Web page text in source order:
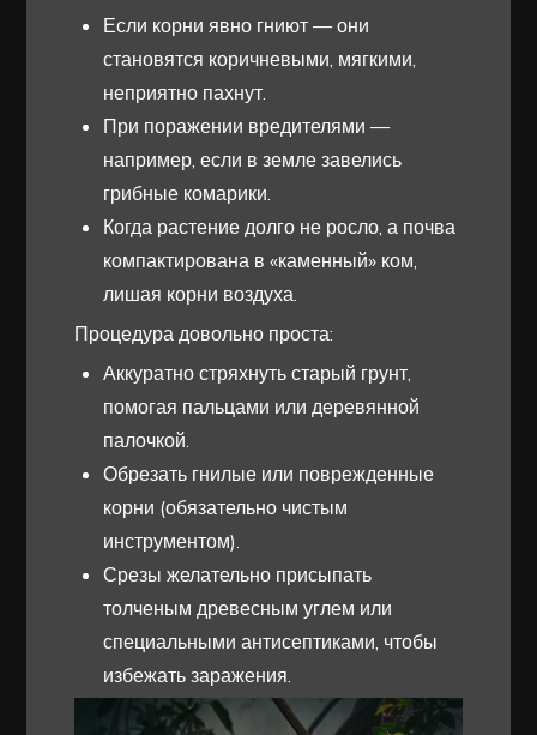
Если корни явно гниют — они
становятся коричневыми, мягкими,
неприятно пахнут.
При поражении вредителями —
например, если в земле завелись
грибные комарики.
Когда растение долго не росло, а почва
компактирована в «каменный» ком,
лишая корни воздуха.
Процедура довольно проста:
Аккуратно стряхнуть старый грунт,
помогая пальцами или деревянной
палочкой.
Обрезать гнилые или поврежденные
корни (обязательно чистым
инструментом).
Срезы желательно присыпать
толченым древесным углем или
специальными антисептиками, чтобы
избежать заражения.